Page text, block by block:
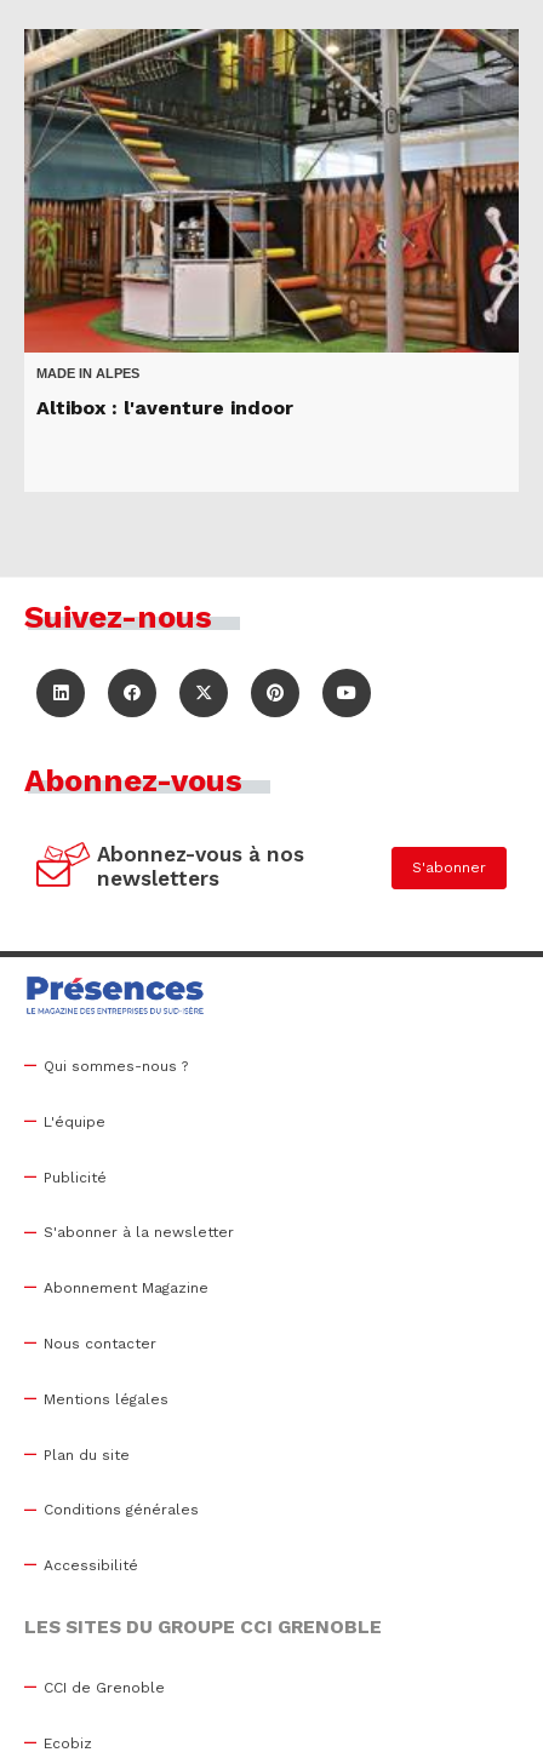
MADE IN ALPES
Altibox : l'aventure indoor
Suivez-nous
Abonnez-vous
Abonnez-vous à nos
newsletters
S'abonner
Qui sommes-nous ?
L'équipe
Publicité
S'abonner à la newsletter
Abonnement Magazine
Nous contacter
Mentions légales
Plan du site
Conditions générales
Accessibilité
LES SITES DU GROUPE CCI GRENOBLE
CCI de Grenoble
Ecobiz